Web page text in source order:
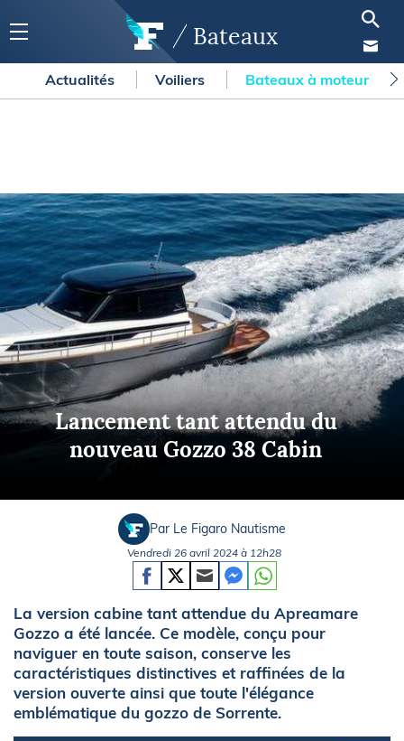
Bateaux
Actualités Voiliers Bateaux à moteur
Lancement tant attendu du
nouveau Gozzo 38 Cabin
Par Le Figaro Nautisme
Vendredi 26 avril 2024 à 12h28
La version cabine tant attendue du Apreamare
Gozzo a été lancée. Ce modèle, conçu pour
naviguer en toute saison, conserve les
caractéristiques distinctives et raffinées de la
version ouverte ainsi que toute l'élégance
emblématique du gozzo de Sorrente.